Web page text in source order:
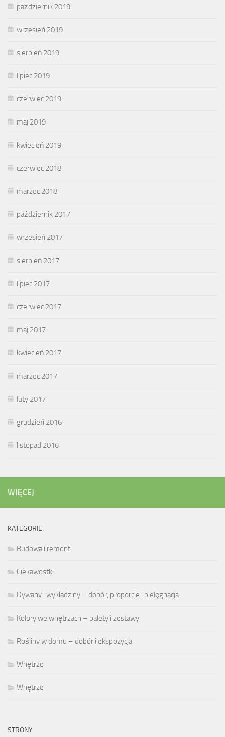
październik 2019
wrzesień 2019
sierpień 2019
lipiec 2019
czerwiec 2019
maj 2019
kwiecień 2019
czerwiec 2018
marzec 2018
październik 2017
wrzesień 2017
sierpień 2017
lipiec 2017
czerwiec 2017
maj 2017
kwiecień 2017
marzec 2017
luty 2017
grudzień 2016
listopad 2016
WIĘCEJ
KATEGORIE
Budowa i remont
Ciekawostki
Dywany i wykładziny – dobór, proporcje i pielęgnacja
Kolory we wnętrzach – palety i zestawy
Rośliny w domu – dobór i ekspozycja
Wnętrze
Wnętrze
STRONY